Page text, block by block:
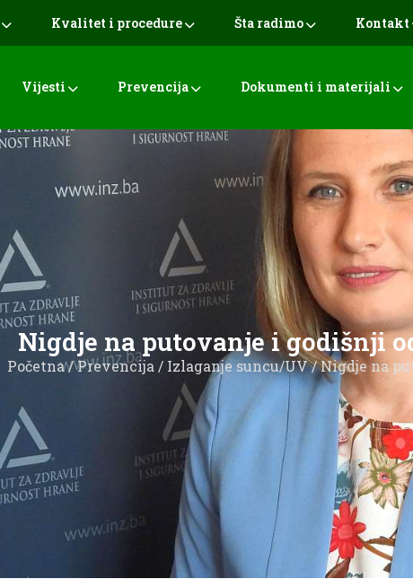
Kvalitet i procedure Šta radimo Kontakt
Vijesti Prevencija Dokumenti i materijali
Nigdje na putovanje i godišnji
Početna/Prevencija/ Izlaganje suncu/UV/ Nigdje na